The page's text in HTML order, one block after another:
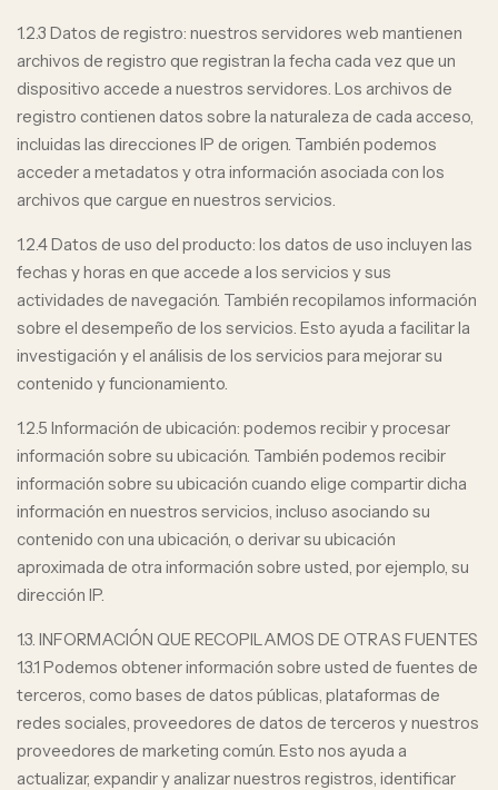
1.2.3 Datos de registro: nuestros servidores web mantienen
archivos de registro que registran la fecha cada vez que un
dispositivo accede a nuestros servidores. Los archivos de
registro contienen datos sobre la naturaleza de cada acceso,
incluidas las direcciones IP de origen. También podemos
acceder a metadatos y otra información asociada con los
archivos que cargue en nuestros servicios.
1.2.4 Datos de uso del producto: los datos de uso incluyen las
fechas y horas en que accede a los servicios y sus
actividades de navegación. También recopilamos información
sobre el desempeño de los servicios. Esto ayuda a facilitar la
investigación y el análisis de los servicios para mejorar su
contenido y funcionamiento.
1.2.5 Información de ubicación: podemos recibir y procesar
información sobre su ubicación. También podemos recibir
información sobre su ubicación cuando elige compartir dicha
información en nuestros servicios, incluso asociando su
contenido con una ubicación, o derivar su ubicación
aproximada de otra información sobre usted, por ejemplo, su
dirección IP.
1.3. INFORMACIÓN QUE RECOPILAMOS DE OTRAS FUENTES
1.3.1 Podemos obtener información sobre usted de fuentes de
terceros, como bases de datos públicas, plataformas de
redes sociales, proveedores de datos de terceros y nuestros
proveedores de marketing común. Esto nos ayuda a
actualizar, expandir y analizar nuestros registros, identificar